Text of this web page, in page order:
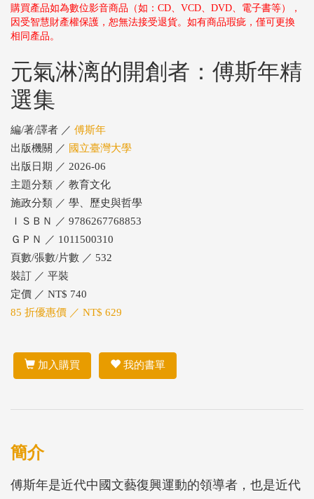
購買產品如為數位影音商品（如：CD、VCD、DVD、電子書等），
因受智慧財產權保護，恕無法接受退貨。如有商品瑕疵，僅可更換
相同產品。
元氣淋漓的開創者：傅斯年精
選集
編/著/譯者 ／ 傅斯年
出版機關 ／ 國立臺灣大學
出版日期 ／ 2026-06
主題分類 ／ 教育文化
施政分類 ／ 學、歷史與哲學
ＩＳＢＮ ／ 9786267768853
ＧＰＮ ／ 1011500310
頁數/張數/片數 ／ 532
裝訂 ／ 平裝
定價 ／ NT$ 740
85 折優惠價 ／ NT$ 629
加入購買 我的書單
簡介
傅斯年是近代中國文藝復興運動的領導者，也是近代